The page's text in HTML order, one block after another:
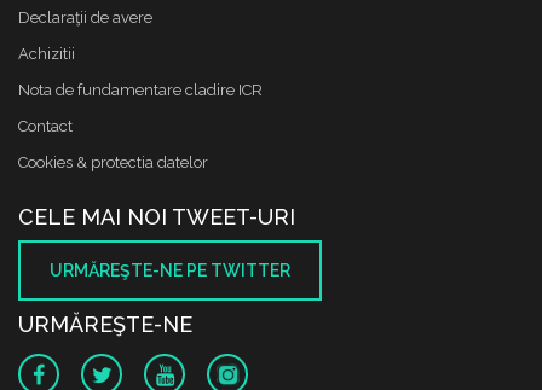
Declaraţii de avere
Achizitii
Nota de fundamentare cladire ICR
Contact
Cookies & protectia datelor
CELE MAI NOI TWEET-URI
URMĂREŞTE-NE PE TWITTER
URMĂREŞTE-NE